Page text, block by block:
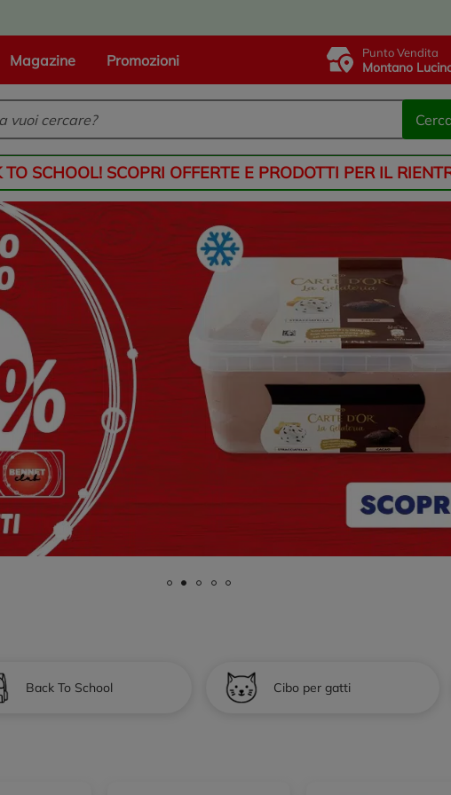
Magazine Promozioni Punto Vendita
Montano
SCHOOL! SCOPRI OFFERTE E PRODOTTI PER IL
Back To School Cibo per gatti